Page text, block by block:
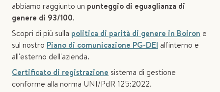
abbiamo raggiunto un punteggio di eguaglianza di
genere di 93/100.
Scopri di più sulla politica di parità di genere in Boiron e
sul nostro Piano di comunicazione PG-DEI all'interno e
all'esterno dell'azienda.
Certificato di registrazione sistema di gestione
conforme alla norma UNI/PdR 125:2022.